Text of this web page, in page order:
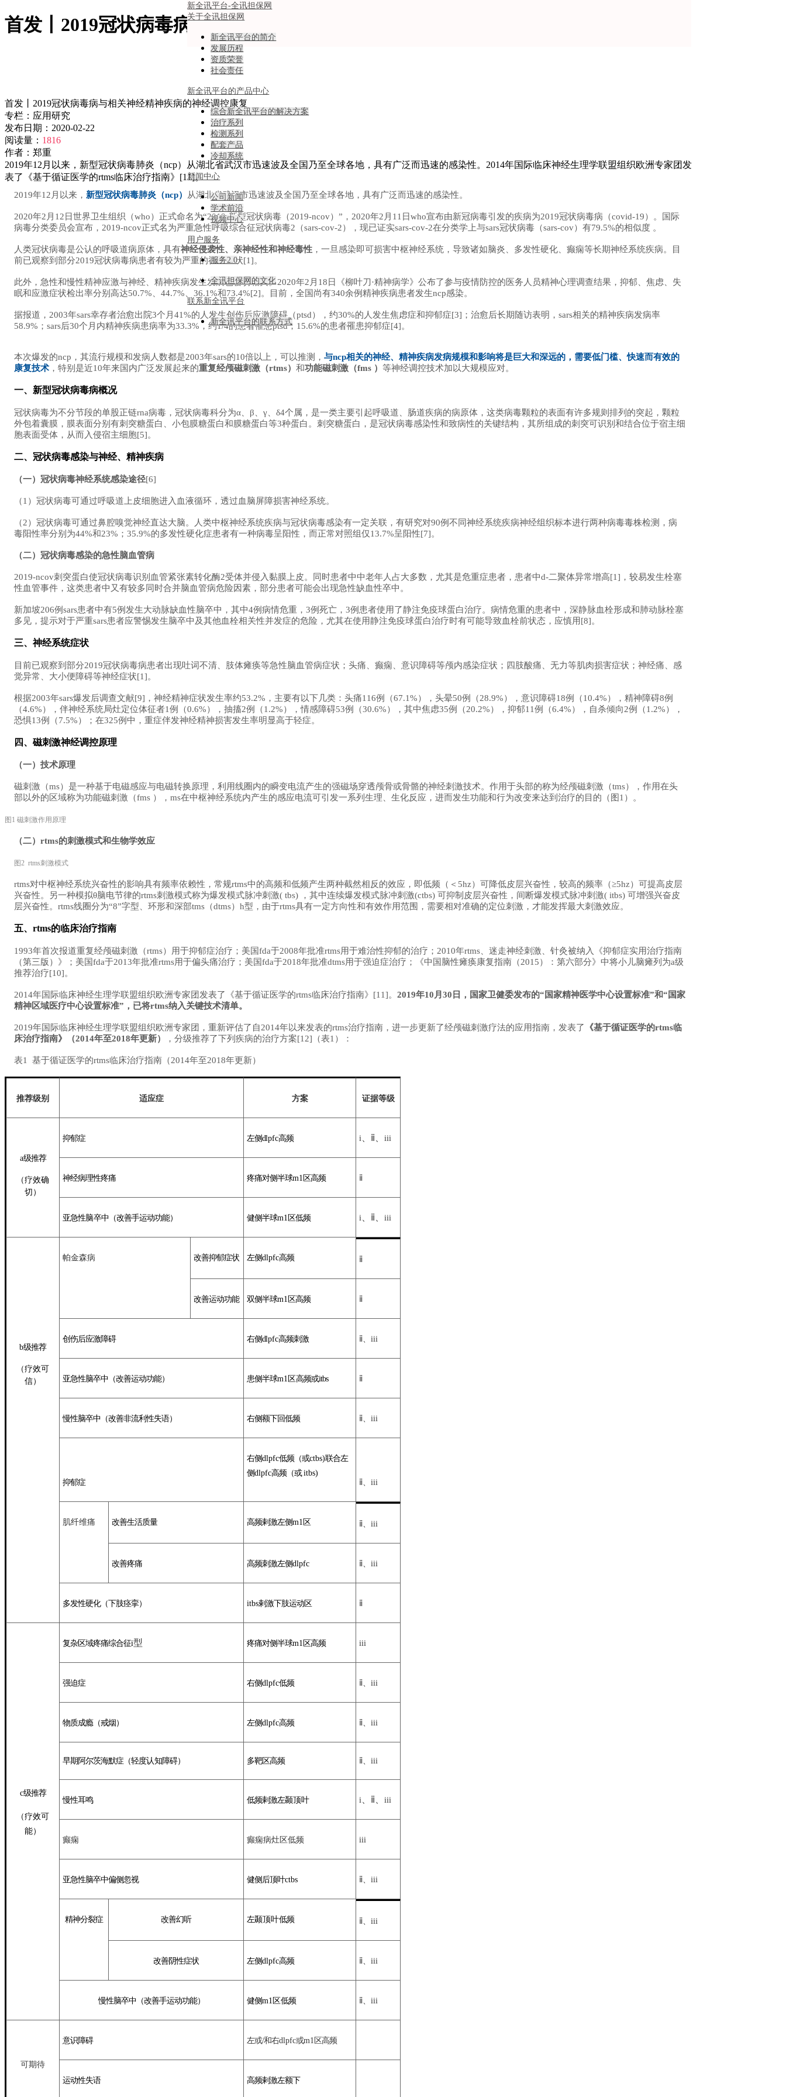
首发丨2019冠状病毒病与相关神经精神疾病的神经调控康复-新全讯平台
新全讯平台-全讯担保网
关于全讯担保网
新全讯平台的简介
发展历程
资质荣誉
社会责任
新全讯平台的产品中心
综合新全讯平台的解决方案
治疗系列
检测系列
配套产品
冷却系统
新闻中心
公司新闻
学术前沿
视频中心
用户服务
服务2.0
全讯担保网的文化
联系新全讯平台
新全讯平台的联系方式
首发丨2019冠状病毒病与相关神经精神疾病的神经调控康复
专栏： 应用研究
发布日期： 2020-02-22
阅读量： 1816
作者： 郑重
2019年12月以来，新型冠状病毒肺炎（ncp）从湖北省武汉市迅速波及全国乃至全球各地，具有广泛而迅速的感染性。2014年国际临床神经生理学联盟组织欧洲专家团发
表了《基于循证医学的rtms临床治疗指南》[11]。
2019年12月以来， 新型冠状病毒肺炎（ncp） 从湖北省武汉市迅速波及全国乃至全球各地，具有广泛而迅速的感染性。
2020年2月12日世界卫生组织（who）正式命名为“2019-新型冠状病毒（2019-ncov）”，2020年2月11日who宣布由新冠病毒引发的疾病为2019冠状病毒病（covid-19）。国际
病毒分类委员会宣布，2019-ncov正式名为严重急性呼吸综合征冠状病毒2（sars-cov-2），现已证实sars-cov-2在分类学上与sars冠状病毒（sars-cov）有79.5%的相似度 。
人类冠状病毒是公认的呼吸道病原体，具有神经侵袭性、亲神经性和神经毒性 ，一旦感染即可损害中枢神经系统，导致诸如脑炎、多发性硬化、癫痫等长期神经系统疾病。目
前已观察到部分2019冠状病毒病患者有较为严重的神经症状[1]。
此外，急性和慢性精神应激与神经、精神疾病发生发展也密切相关。2020年2月18日《柳叶刀·精神病学》公布了参与疫情防控的医务人员精神心理调查结果，抑郁、焦虑、失
眠和应激症状检出率分别高达50.7%、44.7%、36.1%和73.4%[2]。目前，全国尚有340余例精神疾病患者发生ncp感染。
据报道，2003年sars幸存者治愈出院3个月41%的人发生创伤后应激障碍（ptsd），约30%的人发生焦虑症和抑郁症[3]； 治愈后长期随访表明，sars相关的精神疾病发病率
58.9%； sars后30个月内精神疾病患病率为33.3%，约1/4的患者罹患ptsd，15.6%的患者罹患抑郁症[4]。
本次爆发的ncp，其流行规模和发病人数都是2003年sars的10倍以上，可以推测， 与ncp相关的神经、精神疾病发病规模和影响将是巨大和深远的，需要低门槛、快速而有效的
康复技术 ，特别是近10年来国内广泛发展起来的重复经颅磁刺激（rtms） 和功能磁刺激（fms ） 等神经调控技术加以大规模应对。
一、新型冠状病毒病概况
冠状病毒为不分节段的单股正链rna病毒，冠状病毒科分为α、β、γ、δ4个属，是一类主要引起呼吸道、肠道疾病的病原体，这类病毒颗粒的表面有许多规则排列的突起，颗粒
外包着囊膜，膜表面分别有刺突糖蛋白、小包膜糖蛋白和膜糖蛋白等3种蛋白。刺突糖蛋白，是冠状病毒感染性和致病性的关键结构，其所组成的刺突可识别和结合位于宿主细
胞表面受体，从而入侵宿主细胞[5]。
二、冠状病毒感染与神经、精神疾病
（一）冠状病毒神经系统感染途径[6]
（1）冠状病毒可通过呼吸道上皮细胞进入血液循环，透过血脑屏障损害神经系统。
（2）冠状病毒可通过鼻腔嗅觉神经直达大脑。人类中枢神经系统疾病与冠状病毒感染有一定关联，有研究对90例不同神经系统疾病神经组织标本进行两种病毒毒株检测，病
毒阳性率分别为44%和23%；35.9%的多发性硬化症患者有一种病毒呈阳性，而正常对照组仅13.7%呈阳性[7]。
（二）冠状病毒感染的急性脑血管病
2019-ncov刺突蛋白使冠状病毒识别血管紧张素转化酶2受体并侵入黏膜上皮。同时患者中中老年人占大多数，尤其是危重症患者，患者中d-二聚体异常增高[1]，较易发生栓塞
性血管事件，这类患者中又有较多同时合并脑血管病危险因素，部分患者可能会出现急性缺血性卒中。
新加坡206例sars患者中有5例发生大动脉缺血性脑卒中，其中4例病情危重，3例死亡，3例患者使用了静注免疫球蛋白治疗。病情危重的患者中，深静脉血栓形成和肺动脉栓塞
多见，提示对于严重sars患者应警惕发生脑卒中及其他血栓相关性并发症的危险，尤其在使用静注免疫球蛋白治疗时有可能导致血栓前状态，应慎用[8]。
三、神经系统症状
目前已观察到部分2019冠状病毒病患者出现吐词不清、肢体瘫痪等急性脑血管病症状；头痛、癫痫、意识障碍等颅内感染症状；四肢酸痛、无力等肌肉损害症状；神经痛、感
觉异常、大小便障碍等神经症状[1]。
根据2003年sars爆发后调查文献[9]，神经精神症状发生率约53.2%，主要有以下几类：头痛116例（67.1%），头晕50例（28.9%），意识障碍18例（10.4%），精神障碍8例
（4.6%），伴神经系统局灶定位体征者1例（0.6%），抽搐2例（1.2%），情感障碍53例（30.6%），其中焦虑35例（20.2%），抑郁11例（6.4%），自杀倾向2例（1.2%），
恐惧13例（7.5%）；在325例中，重症伴发神经精神损害发生率明显高于轻症。
四、磁刺激神经调控原理
（一）技术原理
磁刺激（ms）是一种基于电磁感应与电磁转换原理，利用线圈内的瞬变电流产生的强磁场穿透颅骨或骨骼的神经刺激技术。作用于头部的称为经颅磁刺激（tms），作用在头
部以外的区域称为功能磁刺激（fms ），ms在中枢神经系统内产生的感应电流可引发一系列生理、生化反应，进而发生功能和行为改变来达到治疗的目的（图1）。
图1 磁刺激作用原理
（二）rtms的刺激模式和生物学效应
图2 rtms刺激模式
rtms对中枢神经系统兴奋性的影响具有频率依赖性，常规rtms中的高频和低频产生两种截然相反的效应，即低频（＜5hz）可降低皮层兴奋性，较高的频率（≥5hz）可提高皮层
兴奋性。另一种模拟θ脑电节律的rtms刺激模式称为爆发模式脉冲刺激( tbs) ，其中连续爆发模式脉冲刺激(ctbs) 可抑制皮层兴奋性，间断爆发模式脉冲刺激( itbs) 可增强兴奋皮
层兴奋性。rtms线圈分为“8”字型、环形和深部tms（dtms）h型，由于rtms具有一定方向性和有效作用范围，需要相对准确的定位刺激，才能发挥最大刺激效应。
五、rtms的临床治疗指南
1993年首次报道重复经颅磁刺激（rtms）用于抑郁症治疗；美国fda于2008年批准rtms用于难治性抑郁的治疗；2010年rtms、迷走神经刺激、针灸被纳入《抑郁症实用治疗指南
（第三版）》；美国fda于2013年批准rtms用于偏头痛治疗；美国fda于2018年批准dtms用于强迫症治疗；《中国脑性瘫痪康复指南（2015）：第六部分》中将小儿脑瘫列为a级
推荐治疗[10]。
2014年国际临床神经生理学联盟组织欧洲专家团发表了《基于循证医学的rtms临床治疗指南》[11]。 2019年10月30日，国家卫健委发布的“国家精神医学中心设置标准”和“国家
精神区域医疗中心设置标准”，已将rtms纳入关键技术清单。
2019年国际临床神经生理学联盟组织欧洲专家团，重新评估了自2014年以来发表的rtms治疗指南，进一步更新了经颅磁刺激疗法的应用指南，发表了 《基于循证医学的rtms临
床治疗指南》（2014年至2018年更新）
，分级推荐了下列疾病的治疗方案[12]（表1）：
表1 基于循证医学的rtms临床治疗指南（2014年至2018年更新）
推荐级别 适应症 方案 证据等级
a级推荐
（疗效确
切 ）
抑郁症 左侧dlpfc高频 i ⅱ iii
神经病理性疼痛 疼痛对侧半球m1 区高频 ⅱ
亚急性脑卒中（改善手运动功能） 健侧半球m1 区低频 i ⅱ iii
b级推荐
（疗效可
信）
帕金森病 改善抑郁症状 左侧dlpfc高频 ⅱ
改善运动功能 双侧半球m1 区高频 ⅱ
创伤后应激障碍 右侧dlpfc高频刺激 ⅱ iii
亚急性脑卒中（改善运动功能） 患侧半球m1 区高频或itbs ⅱ
慢性脑卒中（改善非流利性失语） 右侧额下回 低频 ⅱ iii
抑郁症
右侧dlpfc低频（或ctbs)联合左
侧dlpfc高频（或itbs)
ⅱ
iii
肌纤维痛 改善生活质量 高频剌激左侧m1 区 ⅱ iii
改善疼痛 高频刺激左侧dlpfc ⅱ iii
多发性硬化（下肢痉挛） itbs剌激下肢运动区 ⅱ
c级推荐
（疗效可
能）
复杂区域疼痛综合征i型 疼痛对侧半球m1 区高频 iii
强迫症 右侧dlpfc低频 ⅱ iii
物质成瘾（戒烟 ） 左侧dlpfc高频 ⅱ iii
早期 阿尔茨海默症（轻度认知障碍） 多靶区高频 ⅱ iii
慢性耳鸣 低频剌激左颞顶叶 i ⅱ iii
癫痫 癫痫病灶区低频 iii
亚急性脑卒中偏侧忽视 健侧后顶叶ctbs ⅱ iii
精神分裂症 改善幻听 左颞顶叶低频 ⅱ iii
改善阴性症状 左侧dlpfc高频 ⅱ iii
慢性脑卒中（改善手运动功能） 健侧m1 区低频 ⅱ iii
可期待
意识障碍 左或/和右dlpfc或m1 区高频
运动性失语 高频剌激左额下